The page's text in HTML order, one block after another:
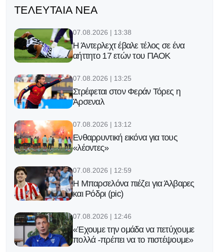
ΤΕΛΕΥΤΑΊΑ ΝΈΑ
07.08.2026 | 13:38
Η Άντερλεχτ έβαλε τέλος σε ένα
αήττητο 17 ετών του ΠΑΟΚ
07.08.2026 | 13:25
Στρέφεται στον Φεράν Τόρες η
Άρσεναλ
07.08.2026 | 13:12
Ενθαρρυντική εικόνα για τους
«λέοντες»
07.08.2026 | 12:59
Η Μπαρσελόνα πιέζει για Άλβαρες
και Ρόδρι (pic)
07.08.2026 | 12:46
«Έχουμε την ομάδα να πετύχουμε
πολλά -πρέπει να το πιστέψουμε»